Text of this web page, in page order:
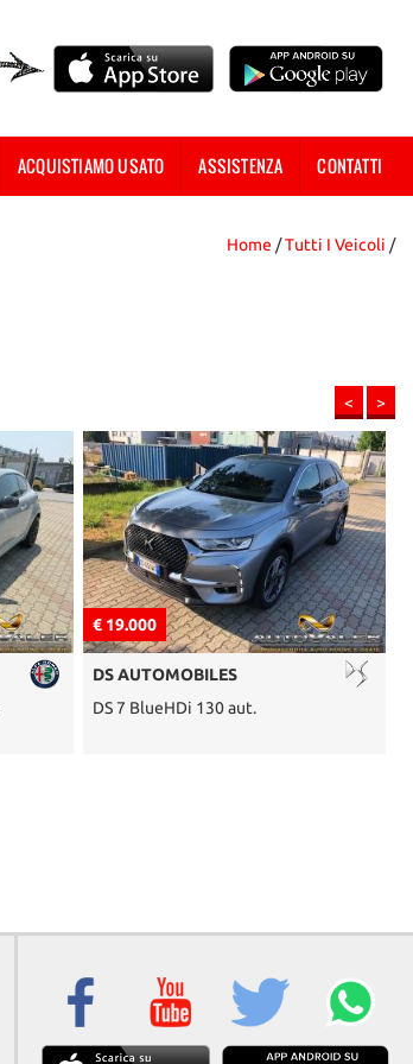
ACQUISTIAMO USATO ASSISTENZA CONTATTI
Home /Tutti I Veicoli /
< >
€ 19.000
DS AUTOMOBILES
DS 7 BlueHDi 130 aut.